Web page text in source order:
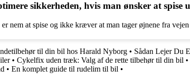
sikkerheden, hvis man ønsker at spise
nem at spise og ikke kræver at man tager øjnene fra
til din bil hos Harald Nyborg • Sådan Lejer Du
• Cykelfix uden træk: Valg af de rette tilbehør til din bil •
• En komplet guide til rudelim til bil •